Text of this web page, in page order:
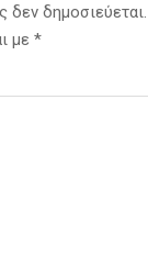
δεν δημοσιεύεται.
με *